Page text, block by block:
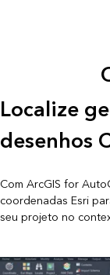
Localize
desenhos
Com ArcGIS for
coordenadas Esri
seu projeto no